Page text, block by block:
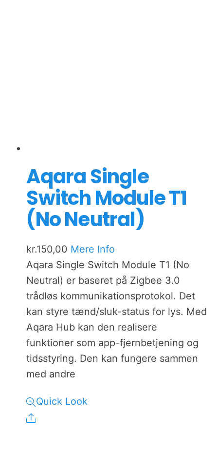
Aqara Single
Switch Module T1
(No Neutral)
kr.150,00 Mere Info
Aqara Single Switch Module T1 (No
Neutral) er baseret på Zigbee 3.0
trådløs kommunikationsprotokol. Det
kan styre tænd/sluk-status for lys. Med
Aqara Hub kan den realisere
funktioner som app-fjernbetjening og
tidsstyring. Den kan fungere sammen
med andre
Quick Look
Share